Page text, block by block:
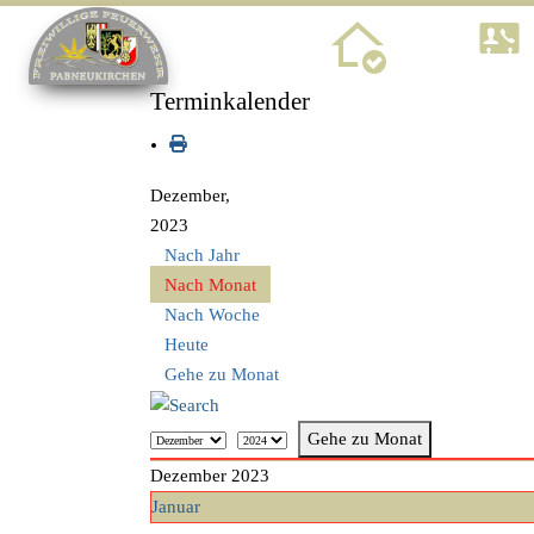
Terminkalender
Dezember,
2023
Nach Jahr
Nach Monat
Nach Woche
Heute
Gehe zu Monat
Gehe zu Monat
Dezember 2023
Januar